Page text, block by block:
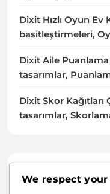
Dixit Hızlı Oyun Ev
basitleştirmeleri,
Dixit Aile Puanlama
tasarımlar,
Dixit Skor
tasarımlar,
Arşiv
We respect